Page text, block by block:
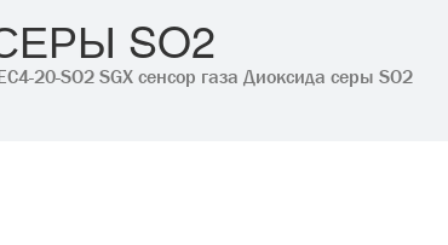
SO2
20-SO2 SGX сенсор газа Диоксида серы SO2